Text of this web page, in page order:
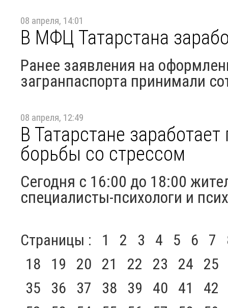
08 апреля, 14:01
В МФЦ Татарстана
Ранее заявления на
загранпаспорта принимали
08 апреля, 12:49
В Татарстане
борьбы со стрессом
Сегодня с 16:00 до 18:00
специалисты-психологи и
Страницы : 1 2 3 4 5 6 7
18
19 20 21 22 23 24
25
35
36 37 38 39 40 41
42